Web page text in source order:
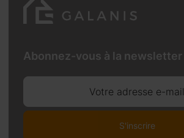
Abonnez-vous à la newsletter
Votre adresse e-mail
S'inscrire